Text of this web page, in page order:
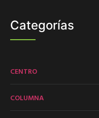
Categorías
CENTRO
COLUMNA